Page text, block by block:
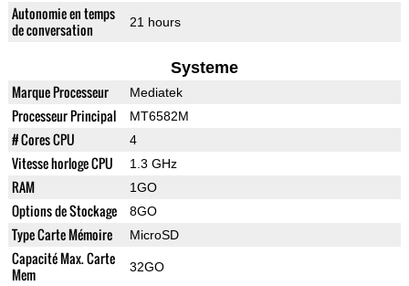
Autonomie en temps
de conversation
21 hours
Systeme
Marque Processeur Mediatek
Processeur Principal MT6582M
# Cores CPU 4
Vitesse horloge CPU 1.3 GHz
RAM 1GO
Options de Stockage 8GO
Type Carte Mémoire MicroSD
Capacité Max. Carte
Mem
32GO